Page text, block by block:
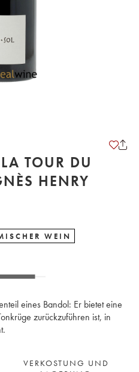
TOUR DU
HENRY
WEIN
eines Bandol: Er bietet eine
zurückzuführen ist, in
VERKOSTUNG UND